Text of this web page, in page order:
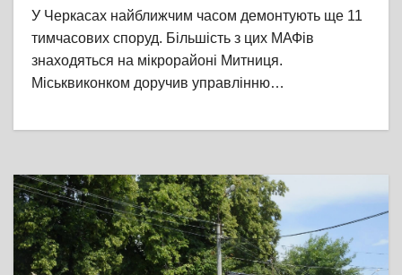
У Черкасах найближчим часом демонтують ще 11
тимчасових споруд. Більшість з цих МАФів
знаходяться на мікрорайоні Митниця.
Міськвиконком доручив управлінню…